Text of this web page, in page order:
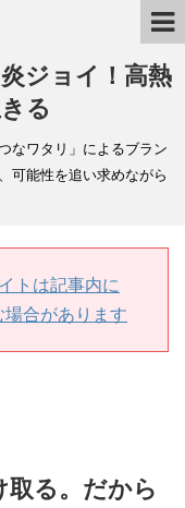
ジョイ！高熱
る
なワタリ」によるブラン
可能性を追い求めながら
トは記事内に
合があります
取る。だから